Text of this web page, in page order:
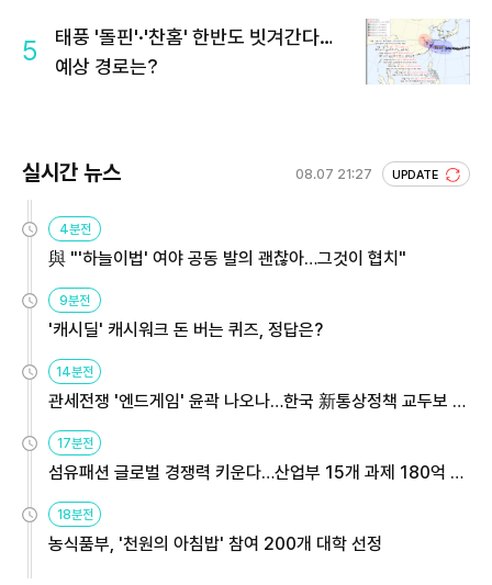
5
태풍 '돌핀'·'찬홈' 한반도 빗겨간다…
예상 경로는?
실시간 뉴스 08.07 21:27 UPDATE
4분전
與 "'하늘이법' 여야 공동 발의 괜찮아…그것이 협치"
9분전
'캐시딜' 캐시워크 돈 버는 퀴즈, 정답은?
14분전
관세전쟁 '엔드게임' 윤곽 나오나…한국 新통상정책 교두보 활
17분전
섬유패션 글로벌 경쟁력 키운다…산업부 15개 과제 180억 지
18분전
농식품부, '천원의 아침밥' 참여 200개 대학 선정